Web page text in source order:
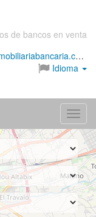
de bancos en venta
info@inmobiliariabancaria.com
Idioma
Menú